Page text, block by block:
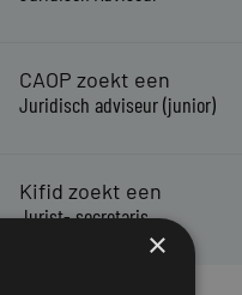
CAOP zoekt een
Juridisch adviseur (junior)
Kifid zoekt een
Jurist- secretaris
×